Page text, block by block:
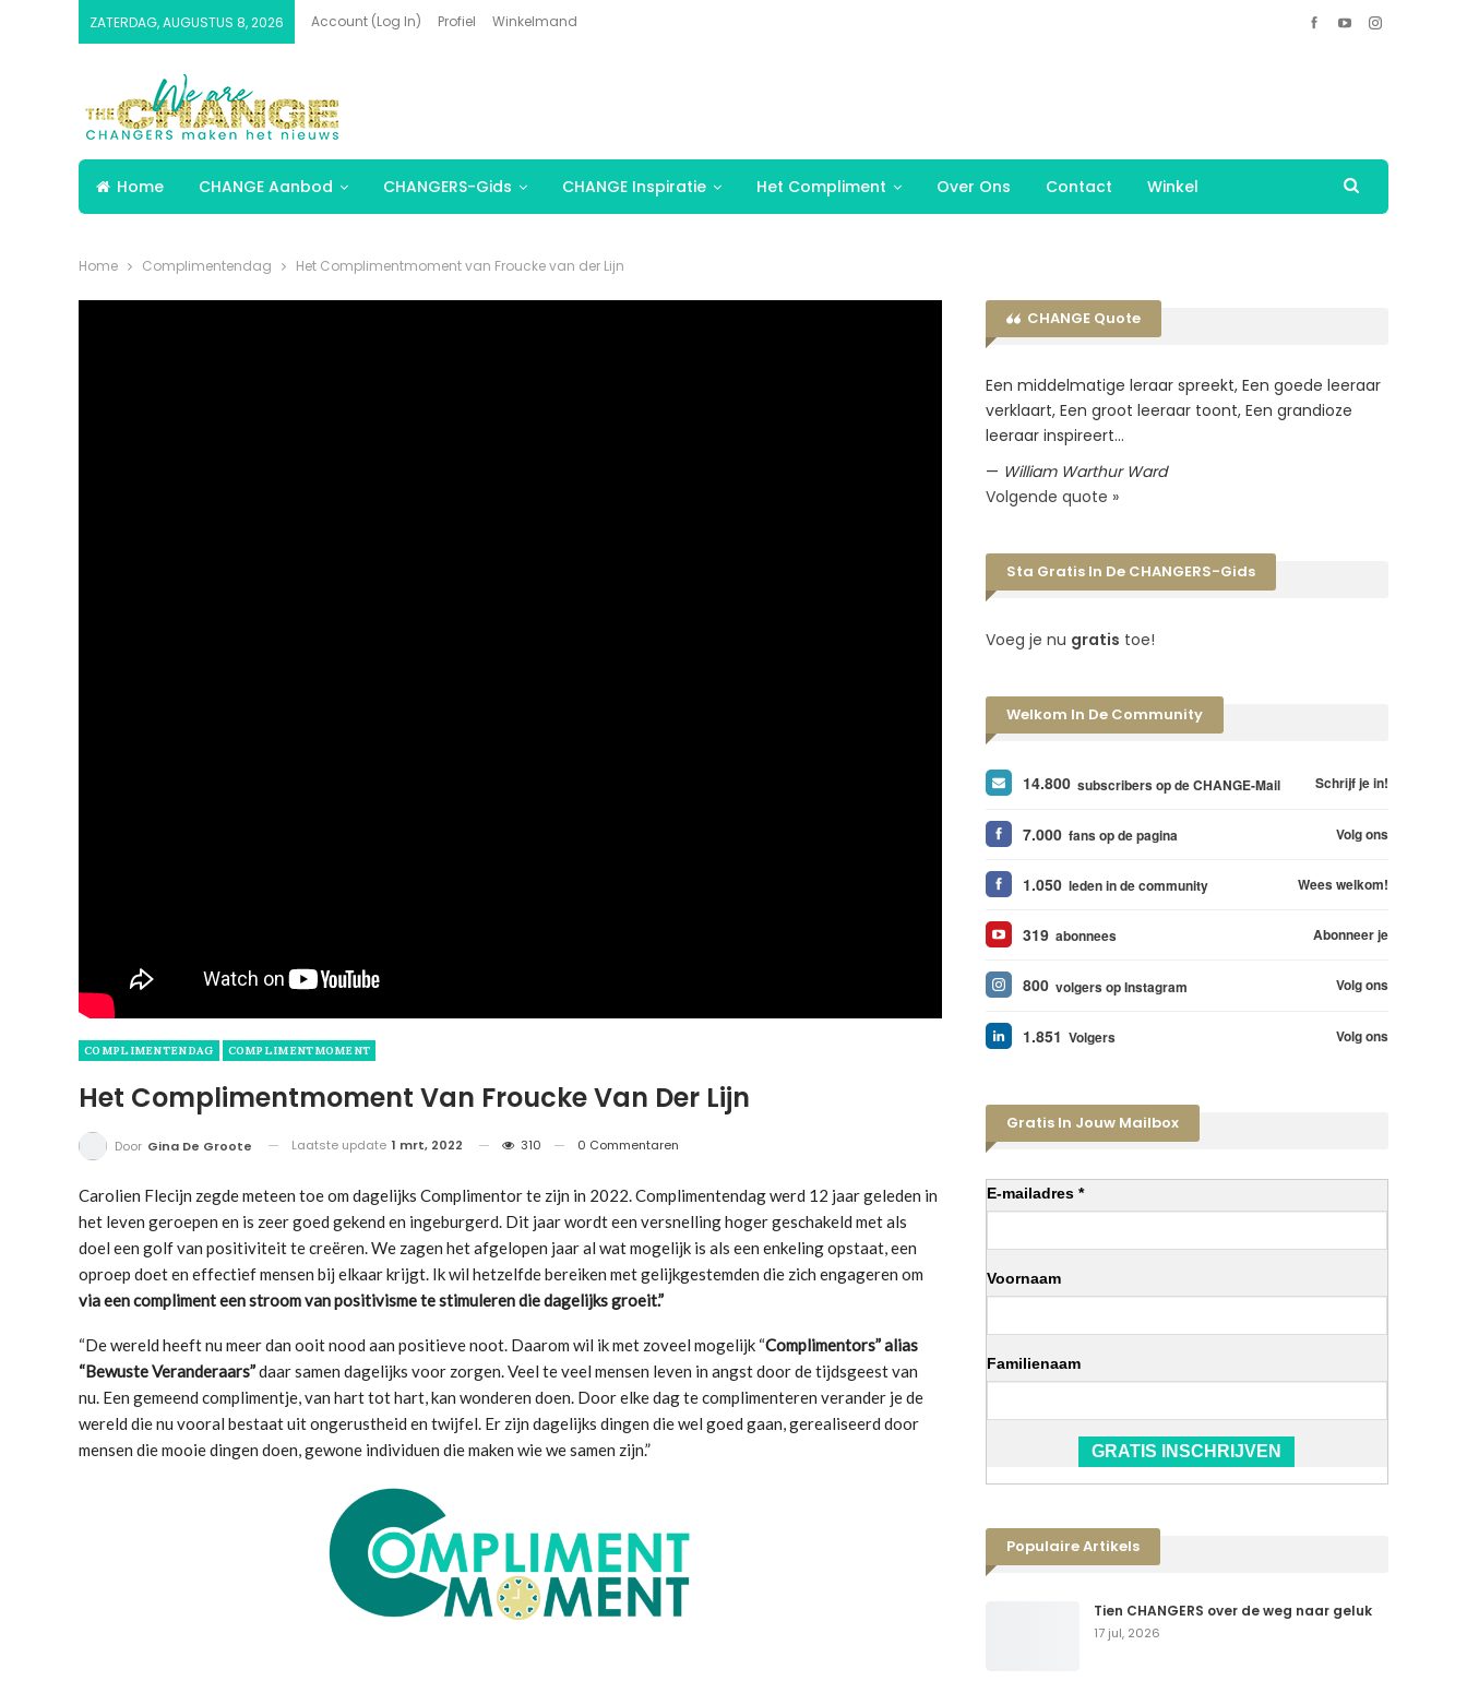
ZATERDAG, AUGUSTUS 8, 2026 Account (Log In) Profiel Winkelmand
Home CHANGE Aanbod CHANGERS-Gids CHANGE Inspiratie Het Compliment Over Ons Contact Winkel
Home Complimentendag Het Complimentmoment van Froucke van der Lijn
COMPLIMENTENDAG COMPLIMENTMOMENT
Het Complimentmoment Van Froucke Van Der Lijn
Door Gina De Groote Laatste update 1 mrt, 2022 310 0 Commentaren
Carolien Flecijn zegde meteen toe om dagelijks Complimentor te zijn in 2022. Complimentendag werd 12 jaar geleden in
het leven geroepen en is zeer goed gekend en ingeburgerd. Dit jaar wordt een versnelling hoger geschakeld met als
doel een golf van positiviteit te creëren. We zagen het afgelopen jaar al wat mogelijk is als een enkeling opstaat, een
oproep doet en effectief mensen bij elkaar krijgt. Ik wil hetzelfde bereiken met gelijkgestemden die zich engageren om
via een compliment een stroom van positivisme te stimuleren die dagelijks groeit.”
“De wereld heeft nu meer dan ooit nood aan positieve noot. Daarom wil ik met zoveel mogelijk “Complimentors” alias
“Bewuste Veranderaars”daar samen dagelijks voor zorgen. Veel te veel mensen leven in angst door de tijdsgeest van
nu. Een gemeend complimentje, van hart tot hart, kan wonderen doen. Door elke dag te complimenteren verander je de
wereld die nu vooral bestaat uit ongerustheid en twijfel. Er zijn dagelijks dingen die wel goed gaan, gerealiseerd door
mensen die mooie dingen doen, gewone individuen die maken wie we samen zijn.”
CHANGE Quote
Een middelmatige leraar spreekt, Een goede leeraar
verklaart, Een groot leeraar toont, Een grandioze
leeraar inspireert…
— William Warthur Ward
Volgende quote »
Sta Gratis In De CHANGERS-Gids
Voeg je nu gratis toe!
Welkom In De Community
14.800 subscribers op de CHANGE-Mail Schrijf je in!
7.000 fans op de pagina Volg ons
1.050 leden in de community Wees welkom!
319 abonnees Abonneer je
800 volgers op Instagram Volg ons
1.851 Volgers Volg ons
Gratis In Jouw Mailbox
E-mailadres *
Voornaam
Familienaam
GRATIS INSCHRIJVEN
Populaire Artikels
Tien CHANGERS over de weg naar geluk
17 jul, 2026